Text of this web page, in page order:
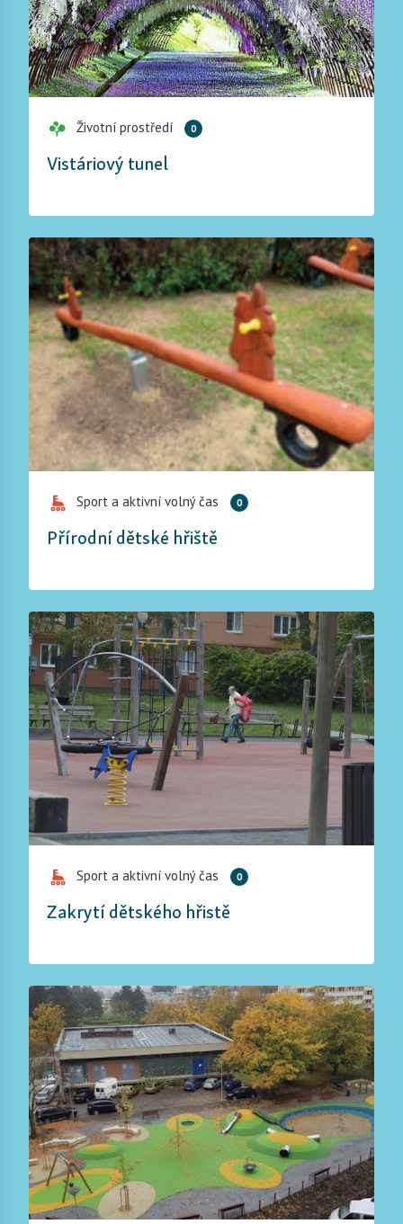
Životní prostředí 0
Vistáriový tunel
Sport a aktivní volný čas 0
Přírodní dětské hřiště
Sport a aktivní volný čas 0
Zakrytí dětského hřistě